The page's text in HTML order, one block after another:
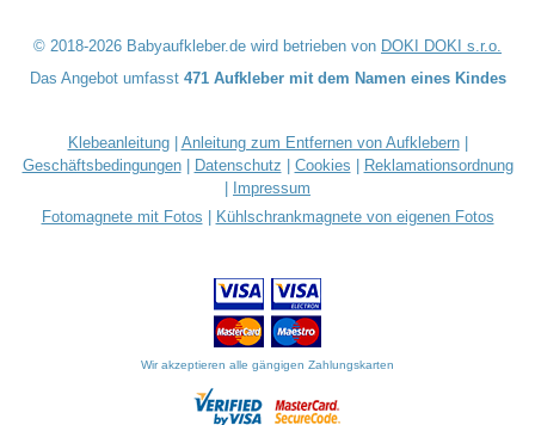
© 2018-2026 Babyaufkleber.de wird betrieben von DOKI DOKI s.r.o.
Das Angebot umfasst 471 Aufkleber mit dem Namen eines Kindes
Klebeanleitung| Anleitung zum Entfernen von Aufklebern|
Geschäftsbedingungen| Datenschutz Cookies
Reklamationsordnung
Impressum
Fotomagnete mit Fotos
Kühlschrankmagnete von eigenen Fotos
Wir akzeptieren alle gängigen Zahlungskarten